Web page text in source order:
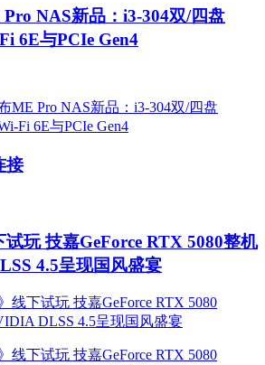
NAS新品：i3-304双/四盘
6E与PCIe Gen4
接
试玩 技嘉GeForce RTX 5080整机
4.5呈现国风盛宴